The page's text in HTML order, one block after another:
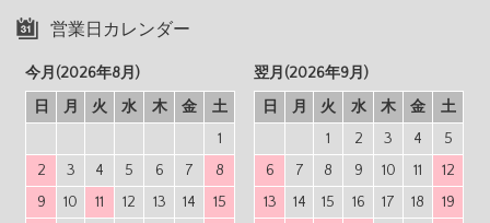
営業日カレンダー
今月(2026年8月)
日
月 火 水 木 金
土
1
2
3 4 5 6 7
8
9
10 11 12 13 14
15
翌月(2026年9月)
日
月 火 水 木 金
土
1
2 3 4
5
6
7 8 9 10 11
12
13
14 15 16 17 18
19